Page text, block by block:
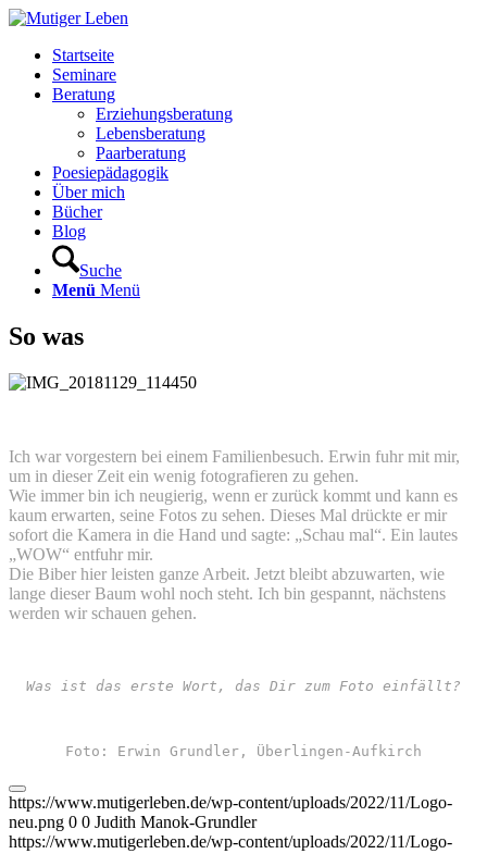
Startseite
Seminare
Beratung
Erziehungsberatung
Lebensberatung
Paarberatung
Poesiepädagogik
Über mich
Bücher
Blog
Suche
Menü Menü
So was
Ich war vorgestern bei einem Familienbesuch. Erwin fuhr mit mir,
um in dieser Zeit ein wenig fotografieren zu gehen.
Wie immer bin ich neugierig, wenn er zurück kommt und kann es
kaum erwarten, seine Fotos zu sehen. Dieses Mal drückte er mir
sofort die Kamera in die Hand und sagte: „Schau mal“. Ein lautes
„WOW“ entfuhr mir.
Die Biber hier leisten ganze Arbeit. Jetzt bleibt abzuwarten, wie
lange dieser Baum wohl noch steht. Ich bin gespannt, nächstens
werden wir schauen gehen.
Was ist das erste Wort, das Dir zum Foto einfällt?
Foto: Erwin Grundler, Überlingen-Aufkirch
https://www.mutigerleben.de/wp-content/uploads/2022/11/Logo-
neu.png 0 0 Judith Manok-Grundler
https://www.mutigerleben.de/wp-content/uploads/2022/11/Logo-